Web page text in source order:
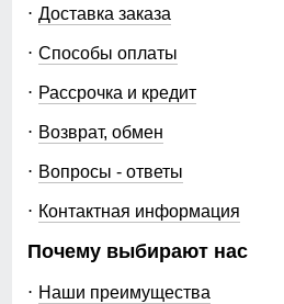
Доставка заказа
Способы оплаты
Рассрочка и кредит
Возврат, обмен
Вопросы - ответы
Контактная информация
Почему выбирают нас
Наши преимущества